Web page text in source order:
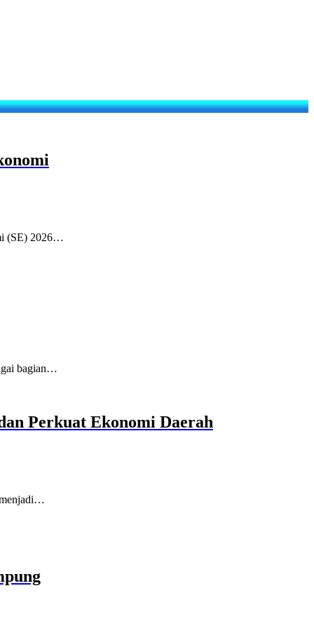
(SE) 2026…
bagian…
Perkuat Ekonomi Daerah
menjadi…